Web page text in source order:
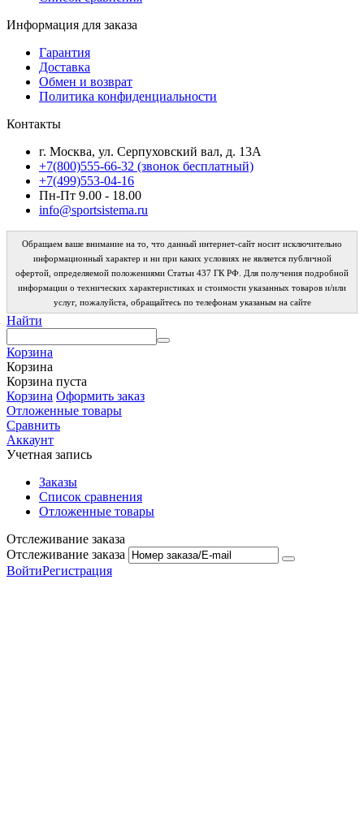
Информация для заказа
Гарантия
Доставка
Обмен и возврат
Политика конфиденциальности
Контакты
г. Москва, ул. Серпуховский вал, д. 13А
+7(800)555-66-32 (звонок бесплатный)
+7(499)553-04-16
Пн-Пт 9.00 - 18.00
info@sportsistema.ru
Обращаем ваше внимание на то, что данный интернет-сайт носит исключительно
информационный характер и ни при каких условиях не является публичной
офертой, определяемой положениями Статьи 437 ГК РФ. Для получения подробной
информации о технических характеристиках и стоимости указанных товаров и/или
услуг, пожалуйста, обращайтесь по телефонам указаным на сайте
Найти
Корзина
Корзина
Корзина пуста
Корзина Оформить заказ
Отложенные товары
Сравнить
Аккаунт
Учетная запись
Заказы
Список сравнения
Отложенные товары
Отслеживание заказа
Отслеживание заказа
ВойтиРегистрация